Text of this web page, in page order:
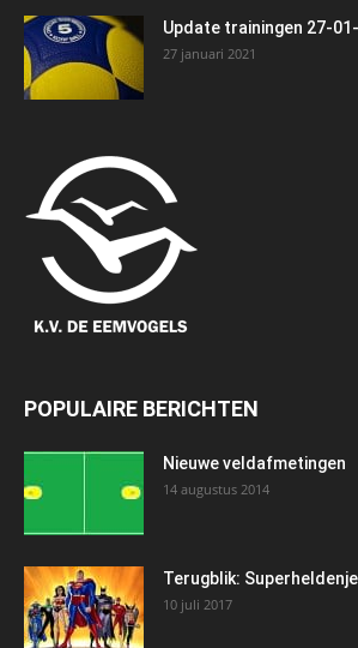
Update trainingen 27-
27 januari 2021
POPULAIRE BERICHTEN
Nieuwe veldafmetingen
14 augustus 2014
Terugblik:
10 juli 2017